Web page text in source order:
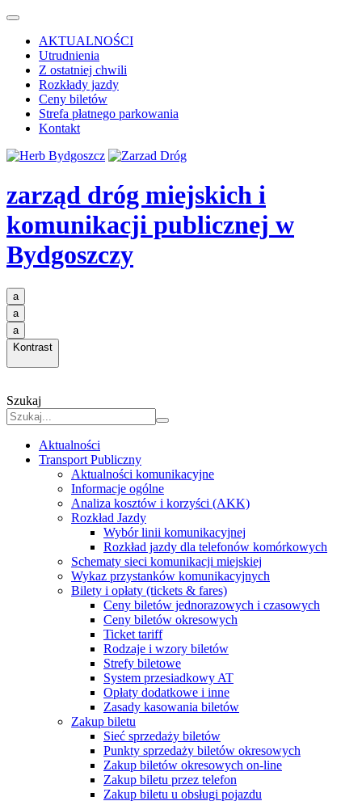
AKTUALNOŚCI
Utrudnienia
Z ostatniej chwili
Rozkłady jazdy
Ceny biletów
Strefa płatnego parkowania
Kontakt
zarząd dróg miejskich i
komunikacji publicznej w
Bydgoszczy
a
a
a
Kontrast
Szukaj
Aktualności
Transport Publiczny
Aktualności komunikacyjne
Informacje ogólne
Analiza kosztów i korzyści (AKK)
Rozkład Jazdy
Wybór linii komunikacyjnej
Rozkład jazdy dla telefonów komórkowych
Schematy sieci komunikacji miejskiej
Wykaz przystanków komunikacyjnych
Bilety i opłaty (tickets & fares)
Ceny biletów jednorazowych i czasowych
Ceny biletów okresowych
Ticket tariff
Rodzaje i wzory biletów
Strefy biletowe
System przesiadkowy AT
Opłaty dodatkowe i inne
Zasady kasowania biletów
Zakup biletu
Sieć sprzedaży biletów
Punkty sprzedaży biletów okresowych
Zakup biletów okresowych on-line
Zakup biletu przez telefon
Zakup biletu u obsługi pojazdu